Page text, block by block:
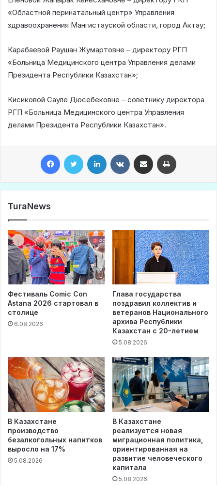
«Областной перинатальный центр» Управления
здравоохранения Мангистауской области, город Актау;
Карабаевой Раушан Жумартовне – директору РГП
«Больница Медицинского центра Управления делами
Президента Республики Казахстан»;
Кисиковой Сауле Дюсебековне – советнику директора
РГП «Больница Медицинского центра Управления
делами Президента Республики Казахстан».
TuraNews
Фестиваль Comic Con
Astana 2026 стартовал в
столице
6.08.2026
Глава государства
поздравил коллектив и
ветеранов Национального
архива Республики
Казахстан с 20-летием
5.08.2026
В Казахстане
производство
безалкогольных напитков
выросло на 17%
5.08.2026
В Казахстане
реализуется новая
миграционная политика,
ориентированная на
развитие человеческого
капитала
5.08.2026